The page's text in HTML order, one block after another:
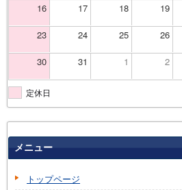
16 17 18 19
23 24 25 26
30 31 1 2
定休日
メニュー
トップページ